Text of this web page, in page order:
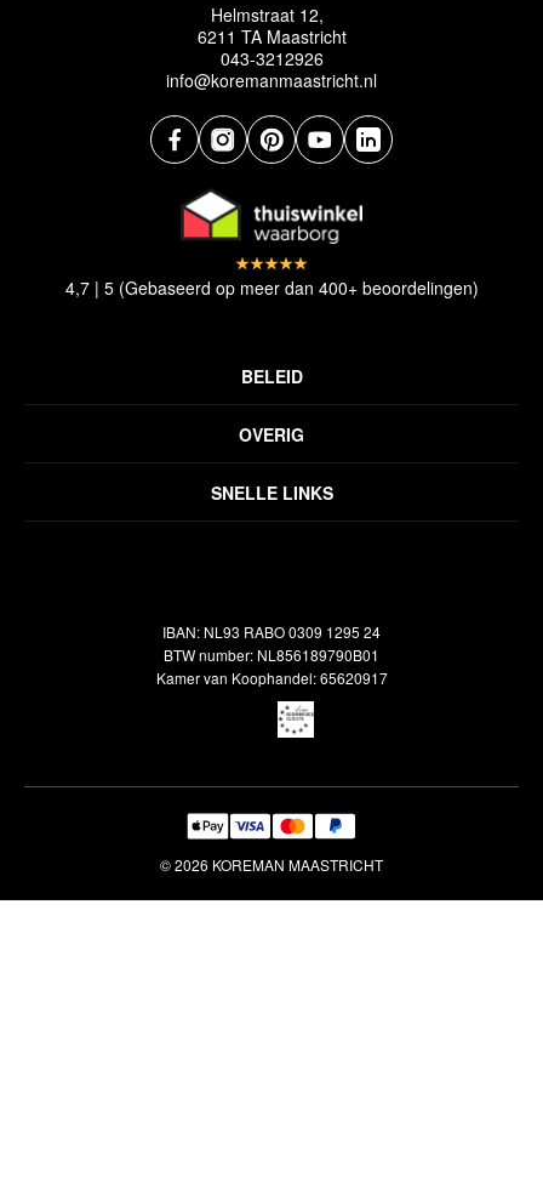
Helmstraat 12,
6211 TA Maastricht
043-3212926
info@koremanmaastricht.nl
SNELLE LINKS
OVERIG
Inspiratie
Veelgestelde vragen
BELEID
Disclaimer
Verzendbeleid
4,7 | 5 (Gebaseerd op meer dan 400+ beoordelingen)
IBAN: NL93 RABO 0309 1295 24
BTW number: NL856189790B01
Kamer van Koophandel: 65620917
© 2026 KOREMAN MAASTRICHT